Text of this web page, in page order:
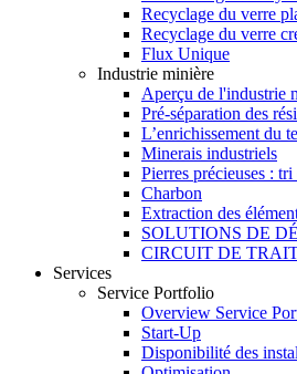
Recyclage du verre
Recyclage du verre
Flux Unique
Industrie minière
Aperçu de l'industrie
Pré-séparation des
L’enrichissement du
Minerais industriels
Pierres précieuses :
Charbon
Extraction des
SOLUTIONS DE
CIRCUIT DE
Services
Service Portfolio
Overview Service
Start-Up
Disponibilité des